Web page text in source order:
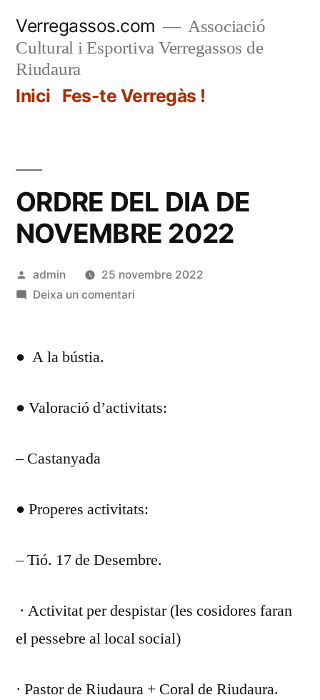
contingut
Verregassos.com
Associació
Cultural i Esportiva Verregassos de
Riudaura
Inici Fes-te Verregàs !
ORDRE DEL DIA DE
NOVEMBRE 2022
Publicat
per
admin
25 novembre 2022
Deixa un comentaria
2022
● A la bústia.
● Valoració d’activitats:
– Castanyada
● Properes activitats:
– Tió. 17 de Desembre.
· Activitat per despistar (les cosidores faran
el pessebre al local social)
· Pastor de Riudaura + Coral de Riudaura.